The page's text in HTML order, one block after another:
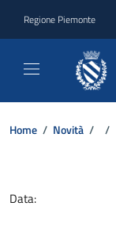
Regione Piemonte
Home / Novità / /
Data: